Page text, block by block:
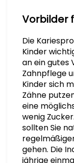
Vorbilder
Die
Kinder
an ein gutes
Zahnpflege
Kinder sich
Zähne
eine
wenig
sollten Sie
gehen. Die
jährige